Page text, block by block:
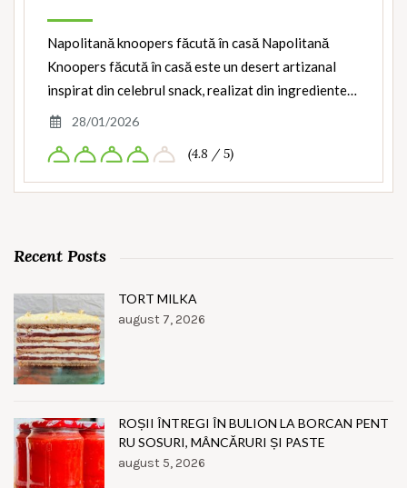
Napolitană knoopers făcută în casă Napolitană
Knoopers făcută în casă este un desert artizanal
inspirat din celebrul snack, realizat din ingrediente…
28/01/2026
(4.8 / 5)
Recent Posts
TORT MILKA
august 7, 2026
ROȘII ÎNTREGI ÎN BULION LA BORCAN PENT
RU SOSURI, MÂNCĂRURI ȘI PASTE
august 5, 2026